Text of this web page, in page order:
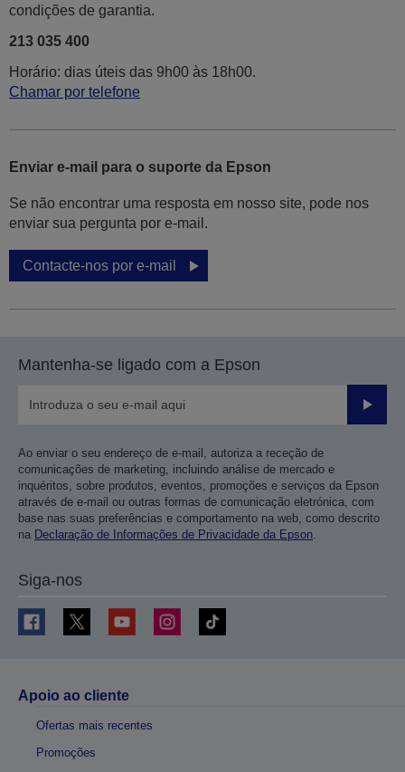
condições de garantia.
213 035 400
Horário: dias úteis das 9h00 às 18h00.
Chamar por telefone
Enviar e-mail para o suporte da Epson
Se não encontrar uma resposta em nosso site, pode nos
enviar sua pergunta por e-mail.
Contacte-nos por e-mail
Mantenha-se ligado com a Epson
Enviar
Ao enviar o seu endereço de e-mail, autoriza a receção de
comunicações de marketing, incluindo análise de mercado e
inquéritos, sobre produtos, eventos, promoções e serviços da Epson
através de e-mail ou outras formas de comunicação eletrónica, com
base nas suas preferências e comportamento na web, como descrito
na Declaração de Informações de Privacidade da Epson.
Siga-nos
Apoio ao cliente
Ofertas mais recentes
Promoções